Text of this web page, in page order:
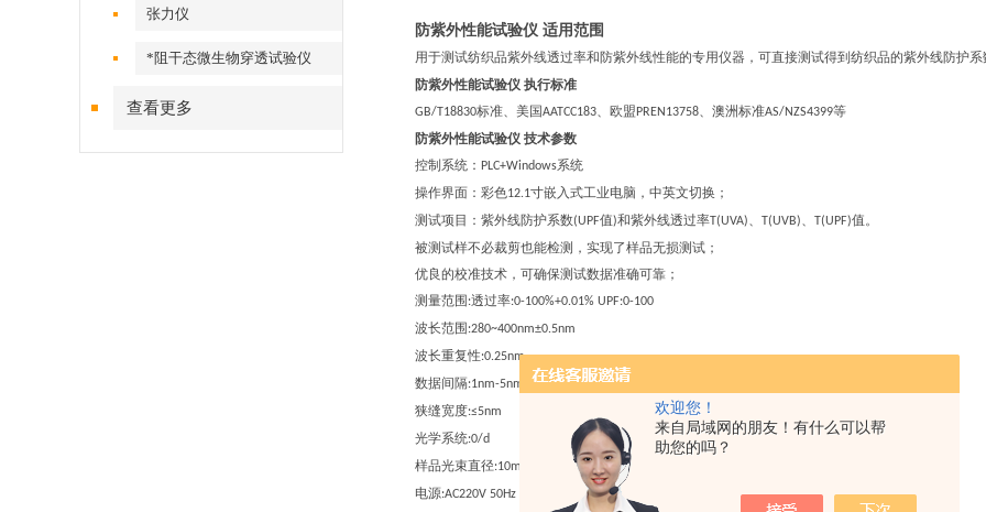
欢迎您！
来自局域网的朋友！有什么可以帮
助您的吗？
张力仪
*阻干态微生物穿透试验仪
查看更多
防紫外性能试验仪 适用范围
用于测试纺织品紫外线透过率和防紫外线性能的专用仪器，可直接测试得到纺织品的紫外线防护系
防紫外性能试验仪 执行标准
GB/T18830标准、美国AATCC183、欧盟 PREN13758、澳洲标准AS/NZS4399等
防紫外性能试验仪 技术参数
控制系统： PLC+Windows系统
操作界面：彩色12.1寸嵌入式工业电脑，中英文切换；
测试项目： 紫外线防护系数(UPF值)和紫外线透过率T(UVA)、 T(UVB)、 T(UPF)值。
被测试样不必裁剪也能检测，实现了样品无损测试 ；
优良的校准技术，可确保测试数据准确可靠 ；
测量范围 :透过率:0-100%+0.01% UPF:0-100
波长范围 :280~400nm±0.5nm
波长重复性:0.25nm
数据间隔:1nm-5nm
可调
狭缝宽度:≤5nm
光学系统:0/d
样品光束直径:10mm
电源:AC220V 50Hz 100W